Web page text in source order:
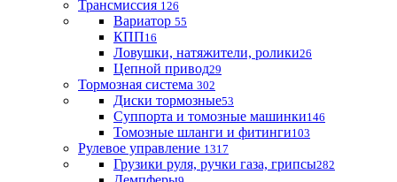
Трансмиссия 126
Вариатор 55
КПП16
Ловушки, натяжители, ролики26
Цепной привод29
Тормозная система 302
Диски тормозные53
Суппорта и томозные машинки146
Томозные шланги и фитинги103
Рулевое управление 1317
Грузики руля, ручки газа, грипсы282